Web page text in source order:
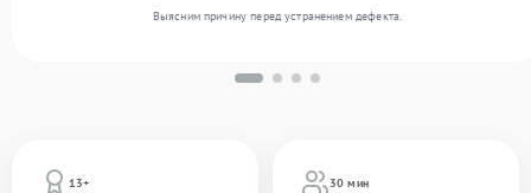
13+
30 мин
Выясним причину перед устранением дефекта.